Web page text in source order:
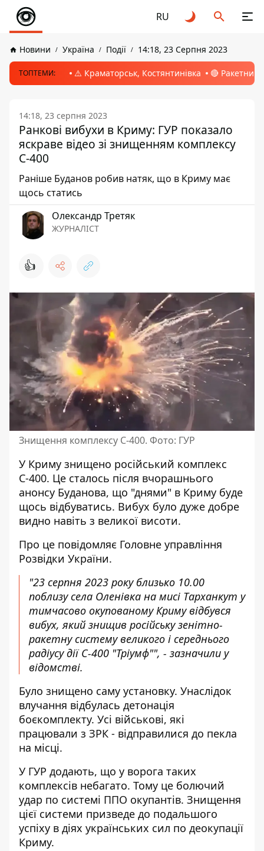
RU
Новини Україна Події 14:18, 23 Серпня 2023
ТОПТЕМИ: ⚠️ Краматорськ, Костянтинівка 🔴 Ракетний
14:18, 23 серпня 2023
Ранкові вибухи в Криму: ГУР показало
яскраве відео зі знищенням комплексу
С-400
Раніше Буданов робив натяк, що в Криму має
щось статись
Олександр Третяк
ЖУРНАЛІСТ
👍
Знищення комплексу С-400. Фото: ГУР
У Криму знищено російський комплекс
С-400. Це сталось після вчорашнього
анонсу Буданова, що "днями" в Криму буде
щось відбуватись. Вибух було дуже добре
видно навіть з великої висоти.
Про це повідомляє Головне управління
Розвідки України.
"23 серпня 2023 року близько 10.00
поблизу села Оленівка на мисі Тарханкут у
тимчасово окупованому Криму відбувся
вибух, який знищив російську зенітно-
ракетну систему великого і середнього
радіусу дії С-400 "Тріумф"", - зазначили у
відомстві.
Було знищено саму установку. Унаслідок
влучання відбулась детонація
боєкомплекту. Усі військові, які
працювали з ЗРК - відправилися до пекла
на місці.
У ГУР додають, що у ворога таких
комплексів небагато. Тому це болючий
удар по системі ППО окупантів. Знищення
цієї системи призведе до подальшого
успіху в діях українських сил по деокупації
Криму.